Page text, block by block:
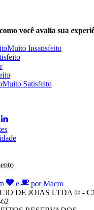
você avalia sua
Muito Insatisfeito
Muito Satisfeito
e
por Macro
DE JOIAS LTDA © -